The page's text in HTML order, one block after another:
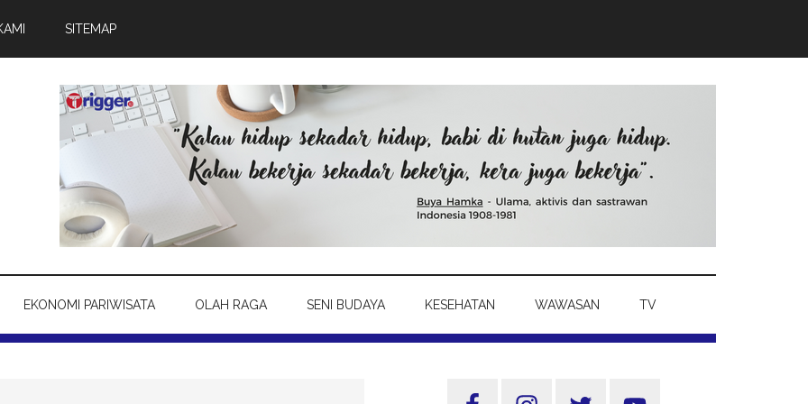
SITEMAP
EKONOMI PARIWISATA OLAH RAGA SENI BUDAYA KESEHATAN WAWASAN TV
Sidebar